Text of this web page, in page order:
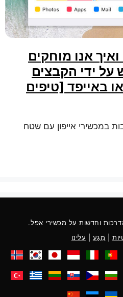
אנו מוחקים
ידי הקבצים
באייפד [טיפים
במכשירי אייפון עם שטח
וחדשות על מכשירי אפל.
מַגָע עלינו